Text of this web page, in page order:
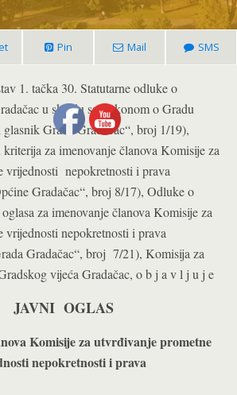
Pin Mail SMS
1. tačka 30. Statutarne odluke o
u skladu sa Zakonom o Gradu
Grada Gradačac“, broj 1/19),
za imenovanje članova Komisije za
vrijednosti nepokretnosti i prava
Gradačac“, broj 8/17), Odluke o
za imenovanje članova Komisije za
vrijednosti nepokretnosti i prava
Gradačac“, broj 7/21), Komisija za
vijeća Gradačac, o b j a v l j u j e
JAVNI OGLAS
Komisije za utvrđivanje prometne
nepokretnosti i prava